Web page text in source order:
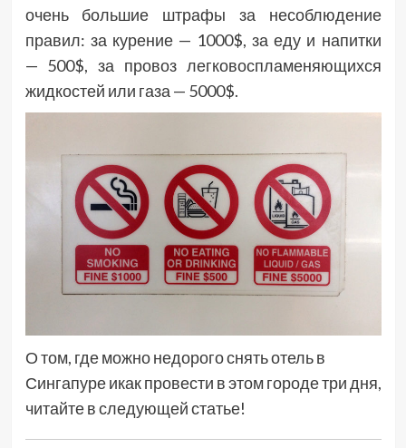
очень большие штрафы за несоблюдение
правил: за курение — 1000$, за еду и напитки
— 500$, за провоз легковоспламеняющихся
жидкостей или газа — 5000$.
О том, где можно недорого снять отель в
Сингапуре икак провести в этом городе три дня,
читайте в следующей статье!